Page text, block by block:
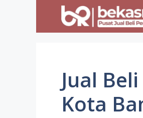
Jual
Kota